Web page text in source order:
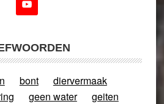
bont
diervermaak
geen water
geiten